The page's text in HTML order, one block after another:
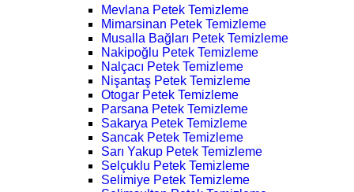
Mevlana Petek Temizleme
Mimarsinan Petek Temizleme
Musalla Bağları Petek Temizleme
Nakipoğlu Petek Temizleme
Nalçacı Petek Temizleme
Nişantaş Petek Temizleme
Otogar Petek Temizleme
Parsana Petek Temizleme
Sakarya Petek Temizleme
Sancak Petek Temizleme
Sarı Yakup Petek Temizleme
Selçuklu Petek Temizleme
Selimiye Petek Temizleme